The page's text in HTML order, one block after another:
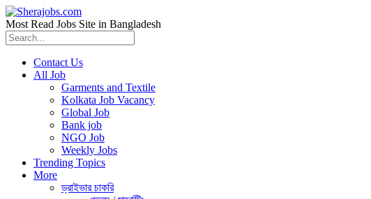
Most Read Jobs Site in Bangladesh
Contact Us
All Job
Garments and Textile
Kolkata Job Vacancy
Global Job
Bank job
NGO Job
Weekly Jobs
Trending Topics
More
ড্রাইভার চাকরি